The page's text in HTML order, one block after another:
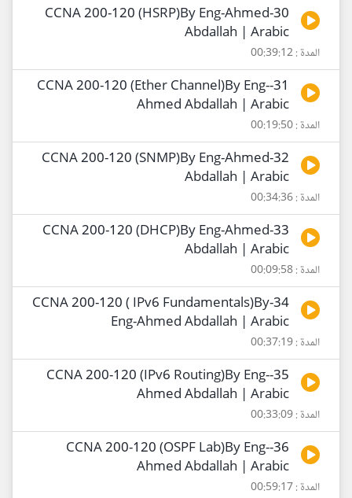
30-CCNA 200-120 (HSRP)By Eng-Ahmed
Abdallah | Arabic
المدة : 00:39:12
31-CCNA 200-120 (Ether Channel)By Eng-
Ahmed Abdallah | Arabic
المدة : 00:19:50
32-CCNA 200-120 (SNMP)By Eng-Ahmed
Abdallah | Arabic
المدة : 00:34:36
33-CCNA 200-120 (DHCP)By Eng-Ahmed
Abdallah | Arabic
المدة : 00:09:58
34-CCNA 200-120 ( IPv6 Fundamentals)By
Eng-Ahmed Abdallah | Arabic
المدة : 00:37:19
35-CCNA 200-120 (IPv6 Routing)By Eng-
Ahmed Abdallah | Arabic
المدة : 00:33:09
36-CCNA 200-120 (OSPF Lab)By Eng-
Ahmed Abdallah | Arabic
المدة : 00:59:17